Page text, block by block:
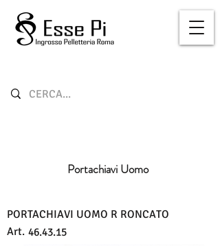
Portachiavi Uomo
PORTACHIAVI UOMO R RONCATO
Art. 46.43.15